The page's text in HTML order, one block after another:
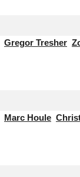
Gregor Tresher
Marc Houle